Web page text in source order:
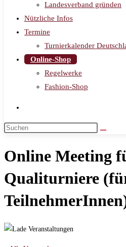
Landesverband gründen
Nützliche Infos
Termine
Turnierkalender
Online-Shop
Regelwerke
Fashion-Shop
Online Meeting
Qualiturniere